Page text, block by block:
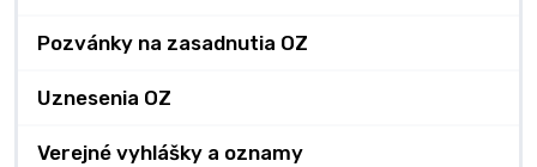
Pozvánky na zasadnutia OZ
Uznesenia OZ
Verejné vyhlášky a oznamy